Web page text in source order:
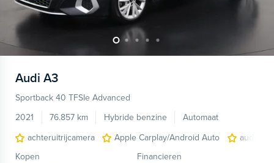
Audi A3
Sportback 40 TFSIe Advanced
2021
76.857 km Hybride benzine
Automaat
achteruitrijcamera
Apple Carplay/Android Auto
audio
Kopen
Financieren